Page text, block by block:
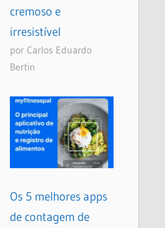
cremoso e
irresistível
por Carlos Eduardo
Bertin
Os 5 melhores apps
de contagem de